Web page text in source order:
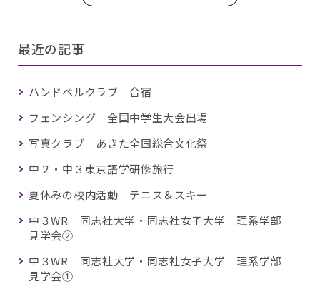
最近の記事
ハンドベルクラブ 合宿
フェンシング 全国中学生大会出場
写真クラブ あきた全国総合文化祭
中２・中３東京語学研修旅行
夏休みの校内活動 テニス＆スキー
中３WR 同志社大学・同志社女子大学 理系学部
見学会②
中３WR 同志社大学・同志社女子大学 理系学部
見学会①